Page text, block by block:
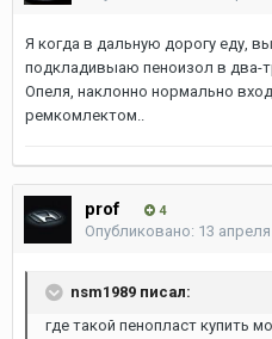
Я когда в дальную дорогу еду,
подкладивыаю пеноизол в два-
Опеля, наклонно нормально
ремкомлектом..
prof 4
Опубликовано: 13
nsm1989 писал:
где такой пенопласт купить